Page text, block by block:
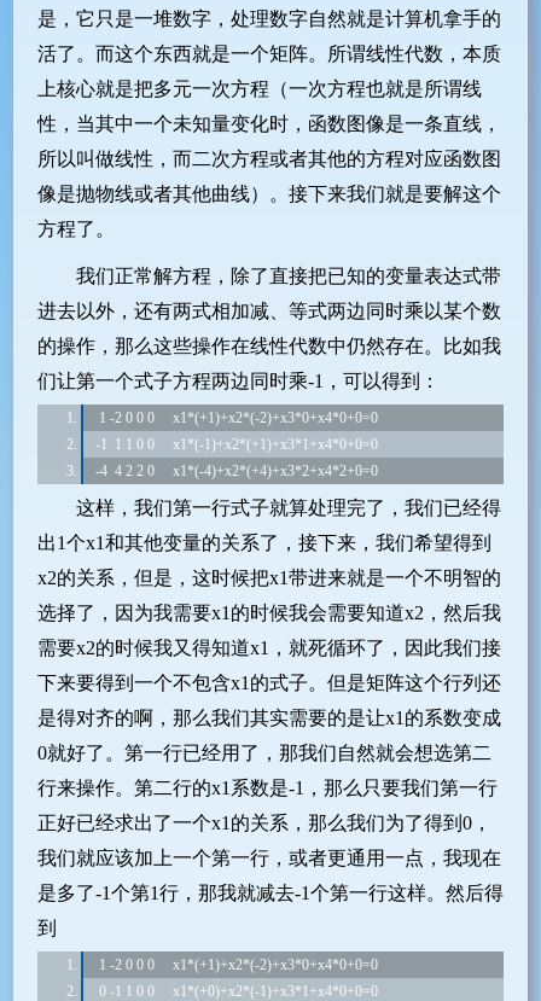
是，它只是一堆数字，处理数字自然就是计算机拿手的
活了。而这个东西就是一个矩阵。所谓线性代数，本质
上核心就是把多元一次方程（一次方程也就是所谓线
性，当其中一个未知量变化时，函数图像是一条直线，
所以叫做线性，而二次方程或者其他的方程对应函数图
像是抛物线或者其他曲线）。接下来我们就是要解这个
方程了。
我们正常解方程，除了直接把已知的变量表达式带
进去以外，还有两式相加减、等式两边同时乘以某个数
的操作，那么这些操作在线性代数中仍然存在。比如我
们让第一个式子方程两边同时乘-1，可以得到：
1 -2 0 0 0     x1*(+1)+x2*(-2)+x3*0+x4*0+0=0
-1  1 1 0 0     x1*(-1)+x2*(+1)+x3*1+x4*0+0=0
-4  4 2 2 0     x1*(-4)+x2*(+4)+x3*2+x4*2+0=0
这样，我们第一行式子就算处理完了，我们已经得
出1个x1和其他变量的关系了，接下来，我们希望得到
x2的关系，但是，这时候把x1带进来就是一个不明智的
选择了，因为我需要x1的时候我会需要知道x2，然后我
需要x2的时候我又得知道x1，就死循环了，因此我们接
下来要得到一个不包含x1的式子。但是矩阵这个行列还
是得对齐的啊，那么我们其实需要的是让x1的系数变成
0就好了。第一行已经用了，那我们自然就会想选第二
行来操作。第二行的x1系数是-1，那么只要我们第一行
正好已经求出了一个x1的关系，那么我们为了得到0，
我们就应该加上一个第一行，或者更通用一点，我现在
是多了-1个第1行，那我就减去-1个第一行这样。然后得
到
1 -2 0 0 0     x1*(+1)+x2*(-2)+x3*0+x4*0+0=0
0 -1 1 0 0     x1*(+0)+x2*(-1)+x3*1+x4*0+0=0